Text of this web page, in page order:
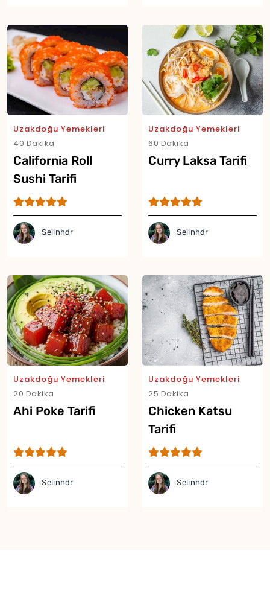
Uzakdoğu Yemekleri
40 Dakika
California Roll
Sushi Tarifi
Selinhdr
Uzakdoğu Yemekleri
60 Dakika
Curry Laksa Tarifi
Selinhdr
Uzakdoğu Yemekleri
20 Dakika
Ahi Poke Tarifi
Selinhdr
Uzakdoğu Yemekleri
25 Dakika
Chicken Katsu
Tarifi
Selinhdr